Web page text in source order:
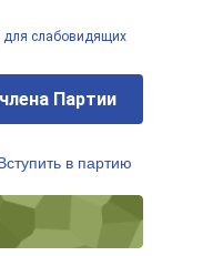
для слабовидящих
Партии
в партию